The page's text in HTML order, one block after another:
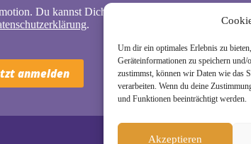
Um dir ein optimales Erlebnis zu
Geräteinformationen zu speichern
zustimmst, können wir Daten wie das
verarbeiten. Wenn du deine
und Funktionen beeinträchtigt werden.
Akzeptieren
Du kannst Dich natürlich jederzeit wieder
.